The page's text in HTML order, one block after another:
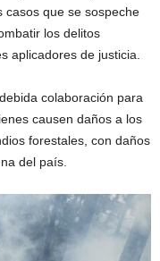
casos que se sospeche
los delitos
aplicadores de justicia.
colaboración para
causen daños a los
forestales, con daños
del país.